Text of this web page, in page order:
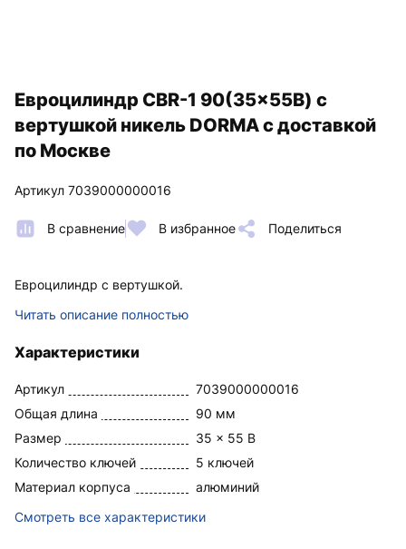
Евроцилиндр CBR-1 90(35x55В) с
вертушкой никель DORMA с доставкой
по Москве
Артикул 7039000000016
В сравнение В избранное Поделиться
Евроцилиндр с вертушкой.
Читать описание полностью
Характеристики
Артикул
7039000000016
Общая длина
90 мм
Размер
35 x 55 В
Количество ключей
5 ключей
Материал корпуса
алюминий
Смотреть все характеристики